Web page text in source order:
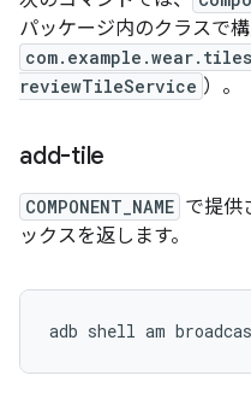
パッケージ内のクラスで
reviewTileService ）。
add-tile
COMPONENT_NAME で提供
ックスを返します。
adb shell am